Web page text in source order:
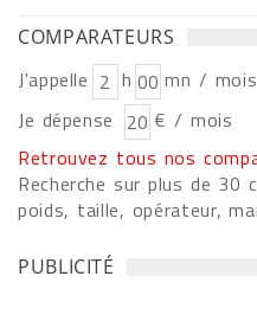
COMPARATEURS
J'appelle h
mn / mois
Je dépense
€ / mois
Retrouvez tous nos
Recherche sur plus de 30
poids, taille, opérateur,
PUBLICITÉ